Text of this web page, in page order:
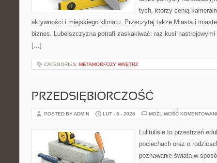
tych, którzy cenią
aktywności i miejskiego klimatu. Przeczytaj także Miasta i
biznes. Lubelszczyzna potrafi zaskakiwać: raz kusi
[…]
CATEGORIES: METAMORFOZY WNĘTRZ
PRZEDSIĘBIORCZOŚĆ
POSTED BY ADMIN LUT - 5 - 2026 MOŻLIWOŚĆ
Lulitulisie to przestrzeń
pociechach oraz o
poznawanie świata w